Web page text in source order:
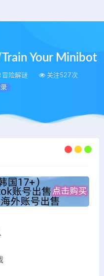
Your Minibot
冒险解谜
关注527次